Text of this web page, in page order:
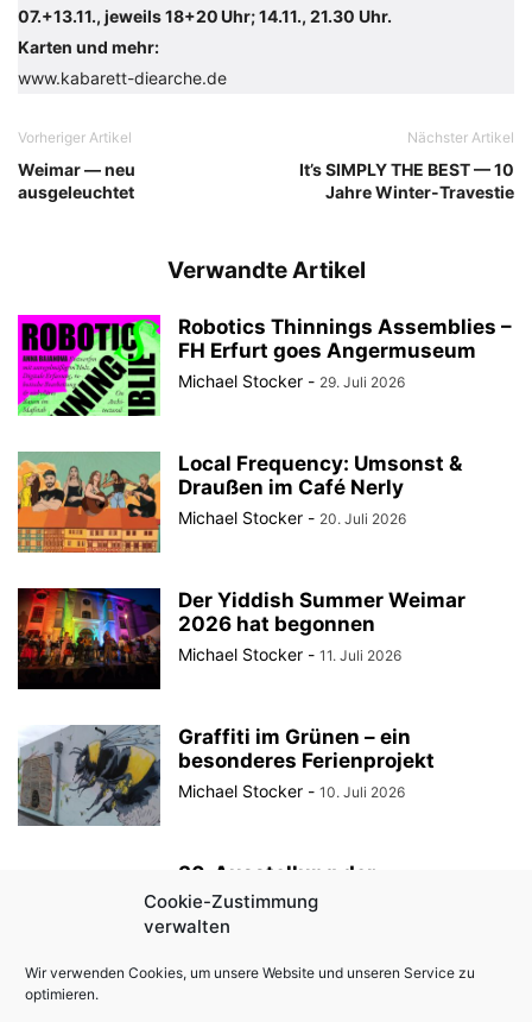
Cookie-Zustimmung
verwalten
Wir verwenden Cookies, um unsere Website und unseren Service zu
optimieren.
07.+13.11., jeweils 18+20 Uhr; 14.11., 21.30 Uhr.
Karten und mehr:
www.kabarett-diearche.de
Vorheriger Artikel
Weimar — neu
ausgeleuchtet
Nächster Artikel
It’s SIMPLY THE BEST — 10
Jahre Winter-Travestie
Verwandte Artikel
Robotics Thinnings Assemblies –
FH Erfurt goes Angermuseum
Michael Stocker - 29. Juli 2026
Local Frequency: Umsonst &
Draußen im Café Nerly
Michael Stocker - 20. Juli 2026
Der Yiddish Summer Weimar
2026 hat begonnen
Michael Stocker - 11. Juli 2026
Graffiti im Grünen – ein
besonderes Ferienprojekt
Michael Stocker - 10. Juli 2026
30. Ausstellung der
StadtRaumBoxen am
KulturQuartier Schauspielhaus